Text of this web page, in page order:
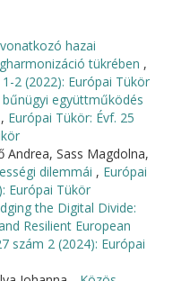
hazai
tükrében ,
2 (2022): Európai Tükör
együttműködés
, Európai Tükör: Évf. 25
Sass Magdolna,
dilemmái , Európai
Európai Tükör
the Digital Divide:
Resilient European
szám 2 (2024): Európai